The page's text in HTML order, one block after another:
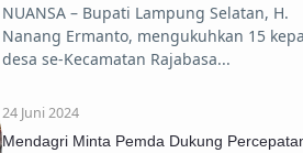
NUANSA – Bupati Lampung Selatan, H.
Nanang Ermanto, mengukuhkan 15
desa se-Kecamatan Rajabasa
24 Juni 2024
Mendagri Minta Pemda Dukung